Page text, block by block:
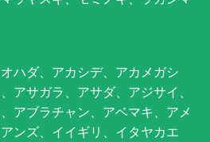
ハダ、アカシデ、アカメガシ
アサガラ、アサダ、アジサイ、
アブラチャン、アベマキ、アメ
ンズ、イイギリ、イタヤカエ